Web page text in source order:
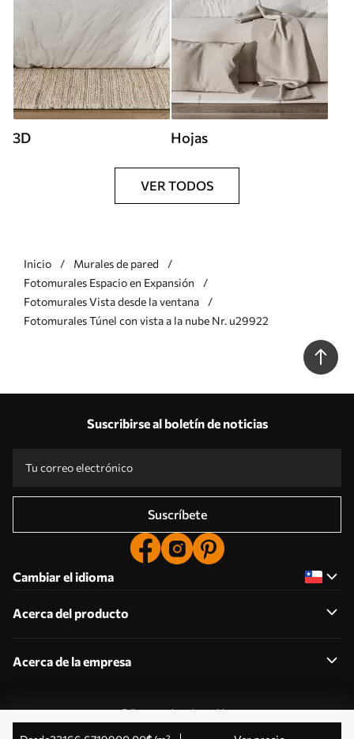
3D Hojas
VER TODOS
Inicio
Murales de pared
Fotomurales Espacio en Expansión
Fotomurales Vista desde la ventana
Fotomurales Túnel con vista a la nube Nr. u29922
Suscribirse al boletín de noticias
Suscríbete
Cambiar el idioma
Acerca del producto
Acerca de la empresa
Editar permisos de cookies
© 2011-2026 Uwalls . Todos los derechos reservados.